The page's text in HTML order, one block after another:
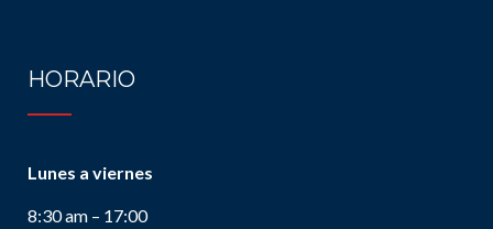
HORARIO
Lunes a viernes
8:30 am – 17:00